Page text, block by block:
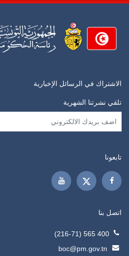
الاشتراك في الرسائل الإخبارية
تلقي نشرتنا الشهرية
تابعونا
اتصل بنا
400 565 (216-71)
boc@pm.gov.tn